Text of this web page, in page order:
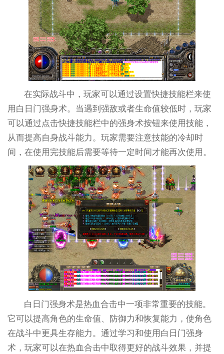
在实际战斗中，玩家可以通过设置快捷技能栏来使
用白日门强身术。当遇到强敌或者生命值较低时，玩家
可以通过点击快捷技能栏中的强身术按钮来使用技能，
从而提高自身战斗能力。玩家需要注意技能的冷却时
间，在使用完技能后需要等待一定时间才能再次使用。
白日门强身术是热血合击中一项非常重要的技能。
它可以提高角色的生命值、防御力和恢复能力，使角色
在战斗中更具生存能力。通过学习和使用白日门强身
术，玩家可以在热血合击中取得更好的战斗效果，并提